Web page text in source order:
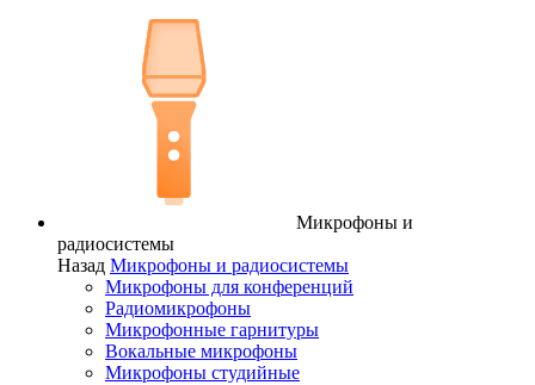
Микрофоны и
радиосистемы
Назад Микрофоны и радиосистемы
Микрофоны для конференций
Радиомикрофоны
Микрофонные гарнитуры
Вокальные микрофоны
Микрофоны студийные